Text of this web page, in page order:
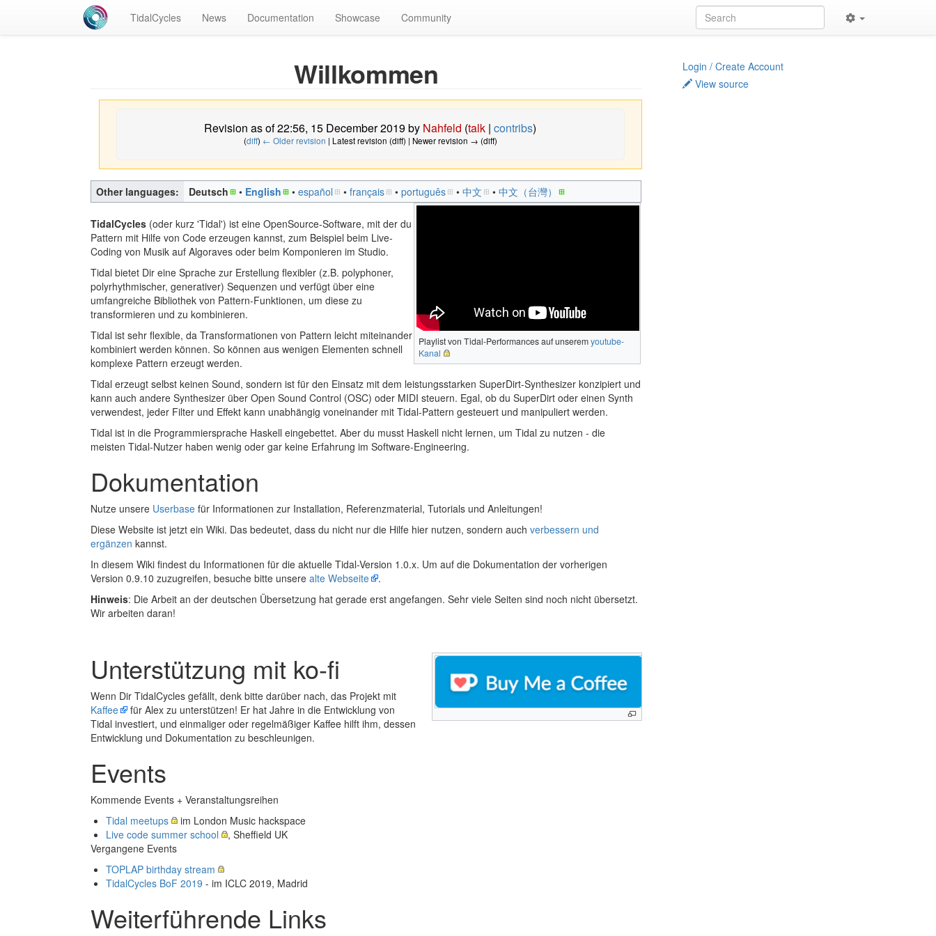
TidalCycles News Documentation Showcase Community
Willkommen
Revision as of 22:56, 15 December 2019 by Nahfeld (talk |contribs)
(diff) ← Older revision | Latest revision (diff) | Newer revision → (diff)
Other languages: Deutsch • ‎ English • ‎ español • ‎ français • ‎ português • ‎ 中文 • ‎ 中文（台灣）‎
Playlist von Tidal-Performances auf unseremyoutube-
Kanal
TidalCycles (oder kurz 'Tidal') ist eine OpenSource-Software, mit der du
Pattern mit Hilfe von Code erzeugen kannst, zum Beispiel beim Live-
Coding von Musik auf Algoraves oder beim Komponieren im Studio.
Tidal bietet Dir eine Sprache zur Erstellung flexibler (z.B. polyphoner,
polyrhythmischer, generativer) Sequenzen und verfügt über eine
umfangreiche Bibliothek von Pattern-Funktionen, um diese zu
transformieren und zu kombinieren.
Tidal ist sehr flexible, da Transformationen von Pattern leicht miteinander
kombiniert werden können. So können aus wenigen Elementen schnell
komplexe Pattern erzeugt werden.
Tidal erzeugt selbst keinen Sound, sondern ist für den Einsatz mit dem leistungsstarken SuperDirt-Synthesizer konzipiert und
kann auch andere Synthesizer über Open Sound Control (OSC) oder MIDI steuern. Egal, ob du SuperDirt oder einen Synth
verwendest, jeder Filter und Effekt kann unabhängig voneinander mit Tidal-Pattern gesteuert und manipuliert werden.
Tidal ist in die Programmiersprache Haskell eingebettet. Aber du musst Haskell nicht lernen, um Tidal zu nutzen - die
meisten Tidal-Nutzer haben wenig oder gar keine Erfahrung im Software-Engineering.
Dokumentation
Nutze unsere Userbase für Informationen zur Installation, Referenzmaterial, Tutorials und Anleitungen!
Diese Website ist jetzt ein Wiki. Das bedeutet, dass du nicht nur die Hilfe hier nutzen, sondern auch verbessern und
ergänzen kannst.
In diesem Wiki findest du Informationen für die aktuelle Tidal-Version 1.0.x. Um auf die Dokumentation der vorherigen
Version 0.9.10 zuzugreifen, besuche bitte unsere alte Webseite
.
Hinweis: Die Arbeit an der deutschen Übersetzung hat gerade erst angefangen. Sehr viele Seiten sind noch nicht übersetzt.
Wir arbeiten daran!
Unterstützung mit ko-fi
Wenn Dir TidalCycles gefällt, denk bitte darüber nach, das Projekt mit
Kaffee
für Alex zu unterstützen! Er hat Jahre in die Entwicklung von
Tidal investiert, und einmaliger oder regelmäßiger Kaffee hilft ihm, dessen
Entwicklung und Dokumentation zu beschleunigen.
Events
Kommende Events + Veranstaltungsreihen
Tidal meetups
im London Music hackspace
Live code summer school
, Sheffield UK
Vergangene Events
TOPLAP birthday stream
TidalCycles BoF 2019 - im ICLC 2019, Madrid
Weiterführende Links
Login / Create Account
View source